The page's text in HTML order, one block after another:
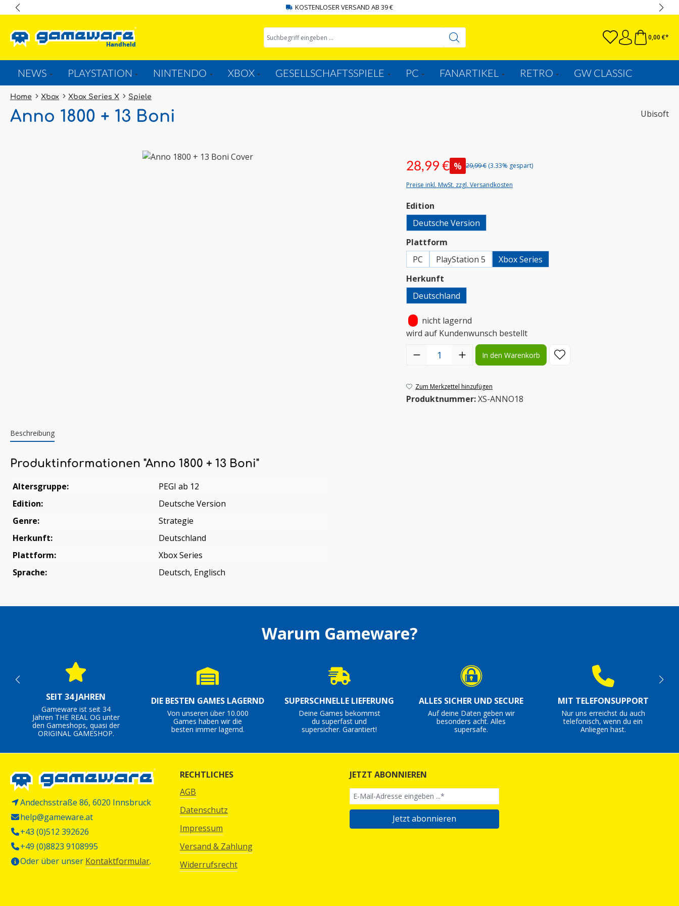
KOSTENLOSER VERSAND AB 39 €
0,00 €*
NEWS PLAYSTATION NINTENDO XBOX GESELLSCHAFTSSPIELE PC FANARTIKEL RETRO GW CLASSIC
Home Xbox Xbox Series X Spiele
Anno 1800 + 13 Boni Ubisoft
28,99 € % 29,99 € (3.33% gespart)
Preise inkl. MwSt. zzgl. Versandkosten
Edition
Deutsche Version
Plattform
PC
PlayStation 5
Xbox Series
Herkunft
Deutschland
nicht lagernd
wird auf Kundenwunsch bestellt
Produkt Anzahl: Gib den gewünschten Wert ein oder benutze die
In den Warenkorb
Zum Merkzettel hinzufügen
Produktnummer:XS-ANNO18
Beschreibung
Produktinformationen "Anno 1800 + 13 Boni"
Altersgruppe:
PEGI ab 12
Edition:
Deutsche Version
Genre:
Strategie
Herkunft:
Deutschland
Plattform:
Xbox Series
Sprache:
Deutsch, Englisch
Warum Gameware?
SEIT 34 JAHREN
Gameware ist seit 34
Jahren THE REAL OG unter
den Gameshops, quasi der
ORIGINAL GAMESHOP.
DIE BESTEN GAMES LAGERND
Von unseren über 10.000
Games haben wir die
besten immer lagernd.
SUPERSCHNELLE LIEFERUNG
Deine Games bekommst
du superfast und
supersicher. Garantiert!
ALLES SICHER UND SECURE
Auf deine Daten geben wir
besonders acht. Alles
supersafe.
MIT TELEFONSUPPORT
Nur uns erreichst du auch
telefonisch, wenn du ein
Anliegen hast.
Andechsstraße 86, 6020 Innsbruck
help@gameware.at
+43 (0)512 392626
+49 (0)8823 9108995
Oder über unser Kontaktformular.
RECHTLICHES
AGB
Datenschutz
Impressum
Versand & Zahlung
Widerrufsrecht
JETZT ABONNIEREN
Jetzt abonnieren